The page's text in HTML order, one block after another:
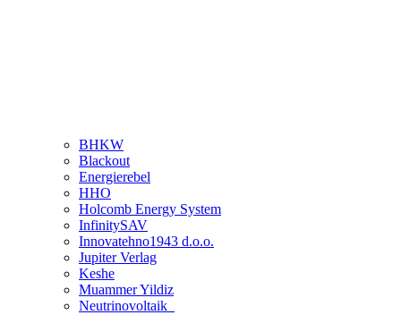
BHKW
Blackout
Energierebel
HHO
Holcomb Energy System
InfinitySAV
Innovatehno1943 d.o.o.
Jupiter Verlag
Keshe
Muammer Yildiz
Neutrinovoltaik